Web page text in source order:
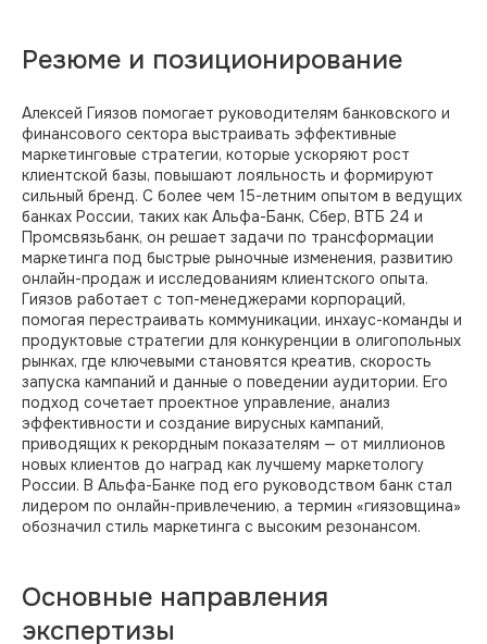
Резюме и позиционирование
Алексей Гиязов помогает руководителям банковского и
финансового сектора выстраивать эффективные
маркетинговые стратегии, которые ускоряют рост
клиентской базы, повышают лояльность и формируют
сильный бренд. С более чем 15-летним опытом в ведущих
банках России, таких как Альфа-Банк, Сбер, ВТБ 24 и
Промсвязьбанк, он решает задачи по трансформации
маркетинга под быстрые рыночные изменения, развитию
онлайн-продаж и исследованиям клиентского опыта.
Гиязов работает с топ-менеджерами корпораций,
помогая перестраивать коммуникации, инхаус-команды и
продуктовые стратегии для конкуренции в олигопольных
рынках, где ключевыми становятся креатив, скорость
запуска кампаний и данные о поведении аудитории. Его
подход сочетает проектное управление, анализ
эффективности и создание вирусных кампаний,
приводящих к рекордным показателям — от миллионов
новых клиентов до наград как лучшему маркетологу
России. В Альфа-Банке под его руководством банк стал
лидером по онлайн-привлечению, а термин «гиязовщина»
обозначил стиль маркетинга с высоким резонансом.
Основные направления
экспертизы